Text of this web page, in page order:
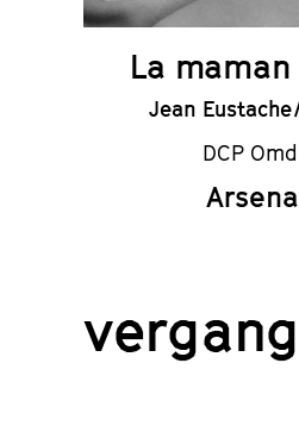
La
Jean Eustache
DCP